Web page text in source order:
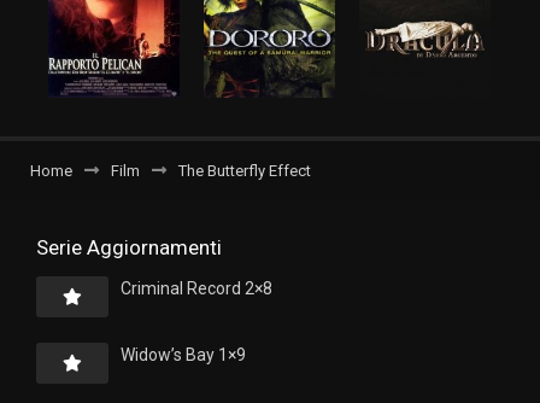
Home Film The Butterfly Effect
Serie Aggiornamenti
Criminal Record 2×8
Widow’s Bay 1×9